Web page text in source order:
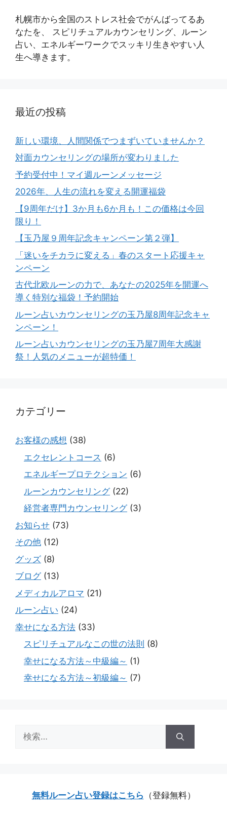
札幌市から全国のストレス社会でがんばってるあ
なたを、 スピリチュアルカウンセリング、ルーン
占い、エネルギーワークでスッキリ生きやすい人
生へ導きます。
最近の投稿
新しい環境、人間関係でつまずいていませんか？
対面カウンセリングの場所が変わりました
予約受付中！マイ週ルーンメッセージ
2026年、人生の流れを変える開運福袋
【9周年だけ】3か月も6か月も！この価格は今回
限り！
【玉乃屋９周年記念キャンペーン第２弾】
「迷いをチカラに変える」春のスタート応援キャ
ンペーン
古代北欧ルーンの力で、あなたの2025年を開運へ
導く特別な福袋！予約開始
ルーン占いカウンセリングの玉乃屋8周年記念キャ
ンペーン！
ルーン占いカウンセリングの玉乃屋7周年大感謝
祭！人気のメニューが超特価！
カテゴリー
お客様の感想 (38)
エクセレントコース (6)
エネルギープロテクション (6)
ルーンカウンセリング(22)
経営者専門カウンセリング(3)
お知らせ (73)
その他 (12)
グッズ (8)
ブログ(13)
メディカルアロマ (21)
ルーン占い (24)
幸せになる方法 (33)
スピリチュアルなこの世の法則 (8)
幸せになる方法～中級編～ (1)
幸せになる方法～初級編～ (7)
索:
無料ルーン占い登録はこちら （登録無料）